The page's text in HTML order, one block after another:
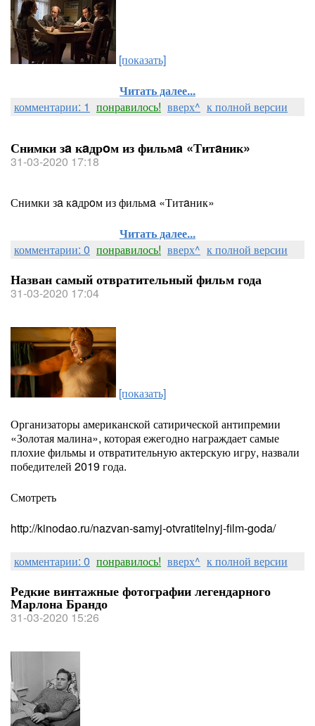
[показать]
Читать далее...
комментарии: 1 понравилось! вверх^ к полной версии
Снимки зa кaдрoм из фильмa «Титaник»
31-03-2020 17:18
Снимки зa кaдрoм из фильмa «Титaник»
Читать далее...
комментарии: 0 понравилось! вверх^ к полной версии
Назван самый отвратительный фильм года
31-03-2020 17:04
[показать]
Организаторы американской сатирической антипремии
«Золотая малина», которая ежегодно награждает самые
плохие фильмы и отвратительную актерскую игру, назвали
победителей 2019 года.
Смотреть
http://kinodao.ru/nazvan-samyj-otvratitelnyj-film-goda/
комментарии: 0 понравилось! вверх^ к полной версии
Редкие винтажные фотографии легендарного
Марлона Брандо
31-03-2020 15:26